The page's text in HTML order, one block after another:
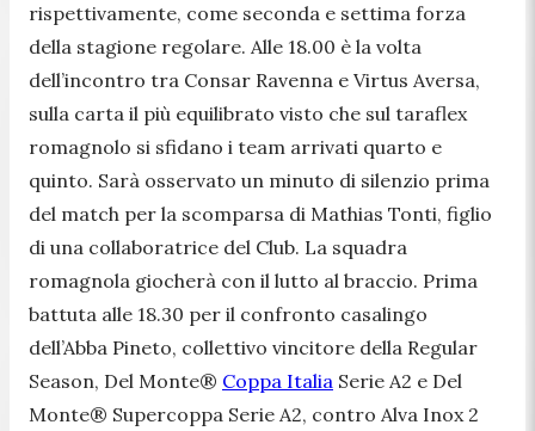
rispettivamente, come seconda e settima forza
della stagione regolare. Alle 18.00 è la volta
dell’incontro tra Consar Ravenna e Virtus Aversa,
sulla carta il più equilibrato visto che sul taraflex
romagnolo si sfidano i team arrivati quarto e
quinto. Sarà osservato un minuto di silenzio prima
del match per la scomparsa di Mathias Tonti, figlio
di una collaboratrice del Club. La squadra
romagnola giocherà con il lutto al braccio. Prima
battuta alle 18.30 per il confronto casalingo
dell’Abba Pineto, collettivo vincitore della Regular
Season, Del Monte® Coppa Italia Serie A2 e Del
Monte® Supercoppa Serie A2, contro Alva Inox 2